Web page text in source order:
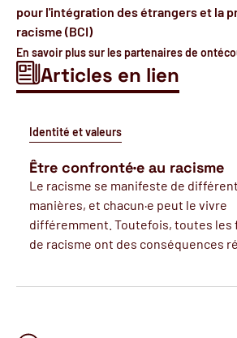
pour l'intégration des étrangers et la
racisme (BCI)
En savoir plus sur les partenaires de
Articles en lien
Identité et valeurs
Être confronté·e au racisme
Le racisme se manifeste de
manières, et chacun·e peut le vivre
différemment. Toutefois, toutes les
de racisme ont des conséquences